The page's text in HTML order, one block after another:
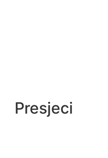
Presjeci